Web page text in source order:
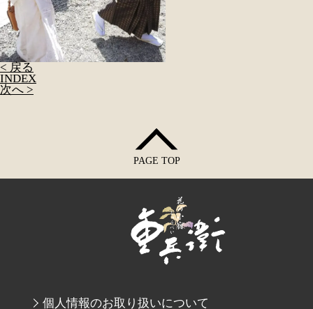
< 戻る
INDEX
次へ >
PAGE TOP
個人情報のお取り扱いについて